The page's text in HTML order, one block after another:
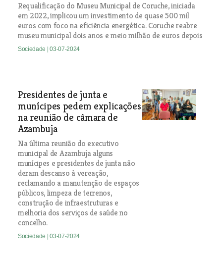
Requalificação do Museu Municipal de Coruche, iniciada
em 2022, implicou um investimento de quase 500 mil
euros com foco na eficiência energética. Coruche reabre
museu municipal dois anos e meio milhão de euros depois
Sociedade | 03-07-2024
Presidentes de junta e
munícipes pedem explicações
na reunião de câmara de
Azambuja
Na última reunião do executivo
municipal de Azambuja alguns
munícipes e presidentes de junta não
deram descanso à vereação,
reclamando a manutenção de espaços
públicos, limpeza de terrenos,
construção de infraestruturas e
melhoria dos serviços de saúde no
concelho.
Sociedade | 03-07-2024